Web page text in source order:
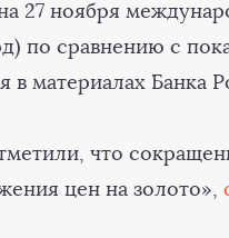
27 ноября
по сравнению с
в материалах Банка
что
цен на золото»,